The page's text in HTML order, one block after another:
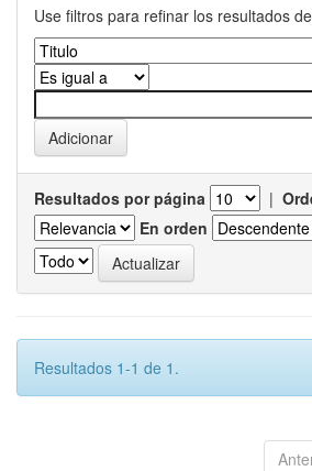
Use filtros para refinar los resultados
Resultados por página |
En orden
Resultados 1-1 de 1.